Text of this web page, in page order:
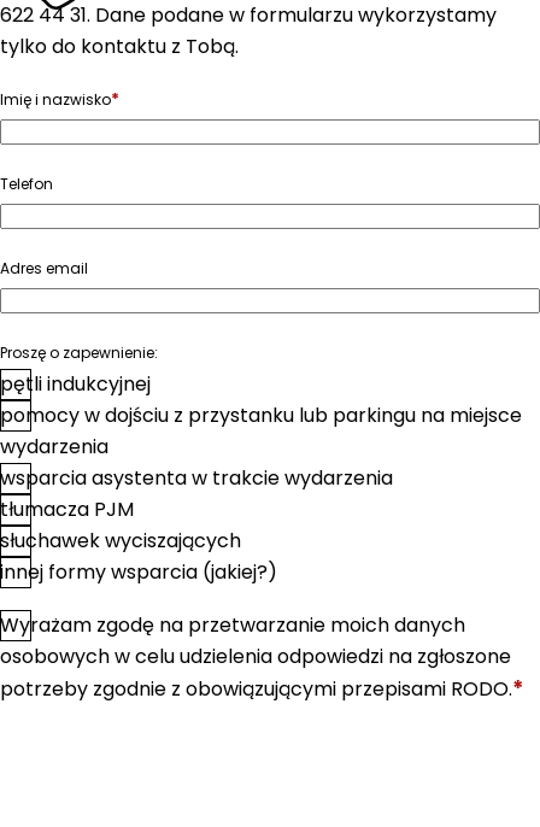
622 44 31. Dane podane w formularzu wykorzystamy
tylko do kontaktu z Tobą.
Imię i nazwisko*
Telefon
Adres email
Proszę o zapewnienie:
pętli indukcyjnej
pomocy w dojściu z przystanku lub parkingu na miejsce
wydarzenia
wsparcia asystenta w trakcie wydarzenia
tłumacza PJM
słuchawek wyciszających
innej formy wsparcia (jakiej?)
Zgoda*
Wyrażam zgodę na przetwarzanie moich danych
osobowych w celu udzielenia odpowiedzi na zgłoszone
potrzeby zgodnie z obowiązującymi przepisami RODO.*